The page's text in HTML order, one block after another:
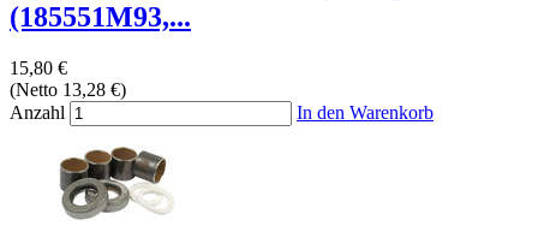
(185551M93,...
15,80 €
(Netto 13,28 €)
Anzahl
In den Warenkorb